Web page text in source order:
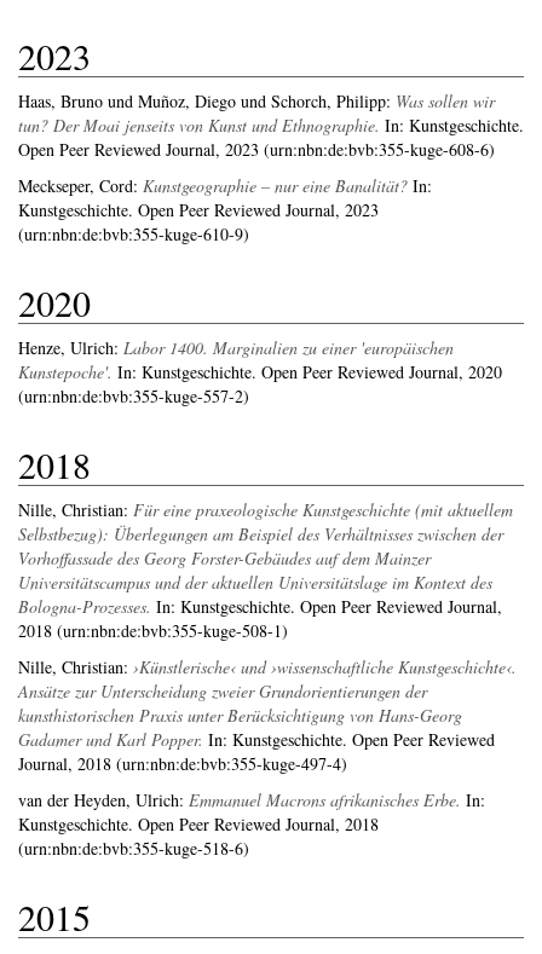
2023
Haas, Bruno und Muñoz, Diego und Schorch, Philipp: Was sollen wir
tun? Der Moai jenseits von Kunst und Ethnographie. In: Kunstgeschichte.
Open Peer Reviewed Journal, 2023 (urn:nbn:de:bvb:355-kuge-608-6)
Meckseper, Cord: Kunstgeographie – nur eine Banalität? In:
Kunstgeschichte. Open Peer Reviewed Journal, 2023
(urn:nbn:de:bvb:355-kuge-610-9)
2020
Henze, Ulrich: Labor 1400. Marginalien zu einer 'europäischen
Kunstepoche'. In: Kunstgeschichte. Open Peer Reviewed Journal, 2020
(urn:nbn:de:bvb:355-kuge-557-2)
2018
Nille, Christian: Für eine praxeologische Kunstgeschichte (mit aktuellem
Selbstbezug): Überlegungen am Beispiel des Verhältnisses zwischen der
Vorhoffassade des Georg Forster-Gebäudes auf dem Mainzer
Universitätscampus und der aktuellen Universitätslage im Kontext des
Bologna-Prozesses. In: Kunstgeschichte. Open Peer Reviewed Journal,
2018 (urn:nbn:de:bvb:355-kuge-508-1)
Nille, Christian: ›Künstlerische‹ und ›wissenschaftliche Kunstgeschichte‹.
Ansätze zur Unterscheidung zweier Grundorientierungen der
kunsthistorischen Praxis unter Berücksichtigung von Hans-Georg
Gadamer und Karl Popper. In: Kunstgeschichte. Open Peer Reviewed
Journal, 2018 (urn:nbn:de:bvb:355-kuge-497-4)
van der Heyden, Ulrich: Emmanuel Macrons afrikanisches Erbe. In:
Kunstgeschichte. Open Peer Reviewed Journal, 2018
(urn:nbn:de:bvb:355-kuge-518-6)
2015